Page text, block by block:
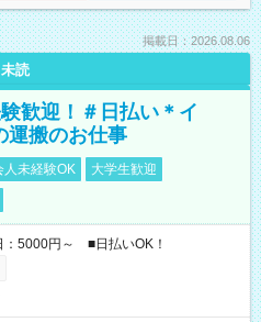
掲載日：2026.08.06
未読
歓迎！＃日払い＊イ
運搬のお仕事
人未経験OK
大学生歓迎
5000円～ ■日払いOK！